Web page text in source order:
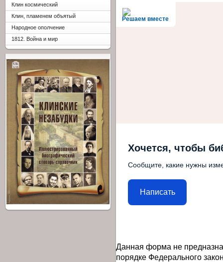
Решаем вместе
Хочется, чтобы
Сообщите, какие нужны
Написать
Данная форма не
порядке Федерального
Клин космический
Клин, пламенем объятый
Народное ополчение
1812. Война и мир